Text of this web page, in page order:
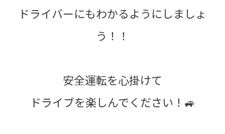
ドライバーにもわかるようにしましょ
う！！
安全運転を心掛けて
ドライブを楽しんでください！🚙